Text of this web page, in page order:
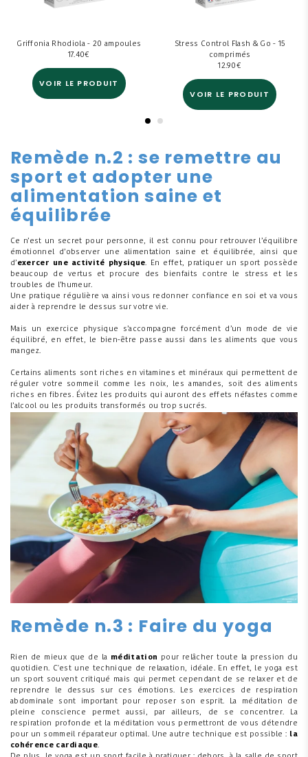
Griffonia Rhodiola - 20 ampoules
€
17.40
VOIR LE PRODUIT
Stress Control Flash & Go - 15
comprimés
€
12.90
VOIR LE PRODUIT
Remède n.2 : se remettre au
sport et adopter une
alimentation saine et
équilibrée
Ce n’est un secret pour personne, il est connu pour retrouver l’équilibre
émotionnel d’observer une alimentation saine et équilibrée, ainsi que
d’exercer une activité physique. En effet, pratiquer un sport possède
beaucoup de vertus et procure des bienfaits contre le stress et les
troubles de l’humeur.
Une pratique régulière va ainsi vous redonner confiance en soi et va vous
aider à reprendre le dessus sur votre vie.
Mais un exercice physique s’accompagne forcément d’un mode de vie
équilibré, en effet, le bien-être passe aussi dans les aliments que vous
mangez.
Certains aliments sont riches en vitamines et minéraux qui permettent de
réguler votre sommeil comme les noix, les amandes, soit des aliments
riches en fibres. Évitez les produits qui auront des effets néfastes comme
l’alcool ou les produits transformés ou trop sucrés.
Remède n.3 : Faire du yoga
Rien de mieux que de la méditation
pour relâcher toute la pression du
quotidien. C'est une technique de relaxation, idéale. En effet, le yoga est
un sport souvent critiqué mais qui permet cependant de se relaxer et de
reprendre le dessus sur ces émotions. Les exercices de respiration
abdominale sont important pour reposer son esprit. La méditation de
pleine conscience permet aussi, par ailleurs, de se concentrer. La
respiration profonde et la méditation vous permettront de vous détendre
pour un sommeil réparateur optimal. Une autre technique est possible : la
cohérence cardiaque.